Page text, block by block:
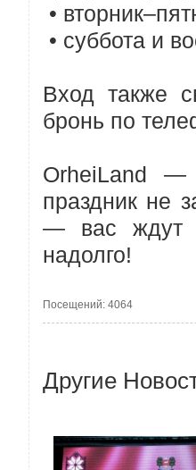
•
• суббота и
Вход также
бронь по
OrheiLand —
праздник не
— вас ждут
надолго!
Посещений: 4064
Другие